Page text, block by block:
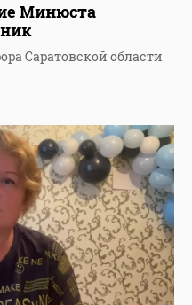
Минюста
Саратовской области